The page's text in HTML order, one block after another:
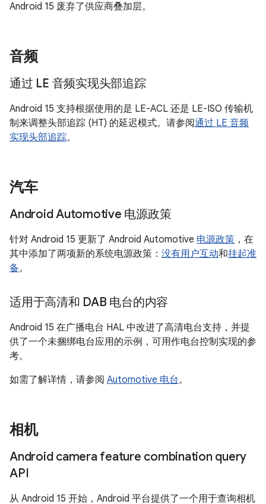
Android 15 废弃了供应商叠加层。
音频
通过 LE 音频实现头部追踪
Android 15 支持根据使用的是 LE-ACL 还是 LE-ISO 传输机
制来调整头部追踪 (HT) 的延迟模式。请参阅通过 LE 音频
实现头部追踪。
汽车
Android Automotive 电源政策
针对 Android 15 更新了 Android Automotive 电源政策 ，在
其中添加了两项新的系统电源政策： 没有用户互动和挂起准
备。
适用于高清和 DAB 电台的内容
Android 15 在广播电台 HAL 中改进了高清电台支持，并提
供了一个未捆绑电台应用的示例，可用作电台控制实现的参
考。
如需了解详情，请参阅 Automotive 电台。
相机
Android camera feature combination query
API
从 Android 15 开始，Android 平台提供了一个用于查询相机